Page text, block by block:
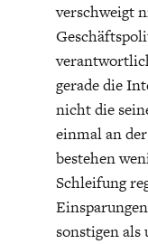
verschweigt
gerade die
nicht die
einmal an
bestehen
Schleifung
sonstigen als